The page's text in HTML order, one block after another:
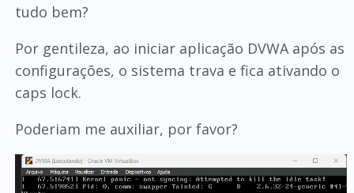
tudo bem?
Por gentileza, ao iniciar aplicação DVWA após as
configurações, o sistema trava e fica ativando o
caps lock.
Poderiam me auxiliar, por favor?